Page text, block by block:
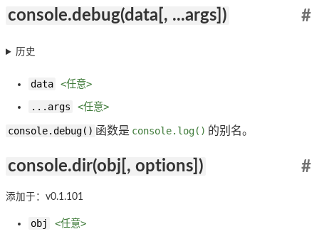
console.debug(data[, ...args]) #
历史
data
<任意>
...args
<任意>
console.debug() 函数是 console.log() 的别名。
console.dir(obj[, options]) #
添加于：v0.1.101
obj
<任意>